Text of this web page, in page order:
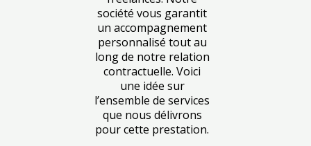
société vous garantit
un accompagnement
personnalisé tout au
long de notre relation
contractuelle. Voici
une idée sur
l’ensemble de services
que nous délivrons
pour cette prestation.